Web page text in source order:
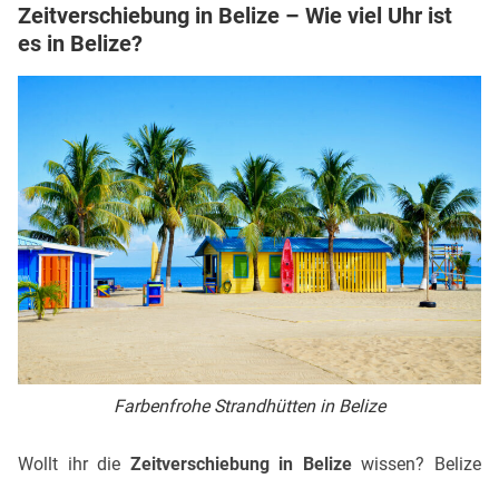
Zeitverschiebung in Belize – Wie viel Uhr ist
es in Belize?
Farbenfrohe Strandhütten in Belize
Wollt ihr die Zeitverschiebung in Belizewissen? Belize